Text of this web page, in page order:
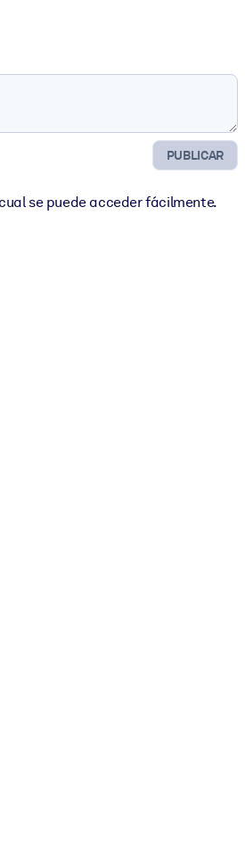
PUBLICAR
se puede acceder fácilmente.